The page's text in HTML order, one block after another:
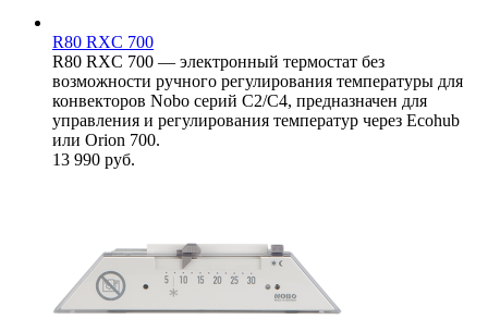
R80 RXC 700
R80 RXC 700 — электронный термостат без
возможности ручного регулирования температуры для
конвекторов Nobo серий C2/С4, предназначен для
управления и регулирования температур через Ecohub
или Oriоn 700.
13 990 руб.